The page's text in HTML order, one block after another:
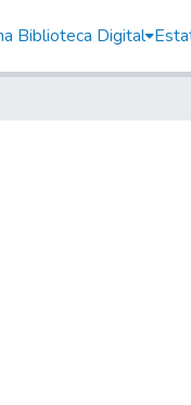
Biblioteca Digital